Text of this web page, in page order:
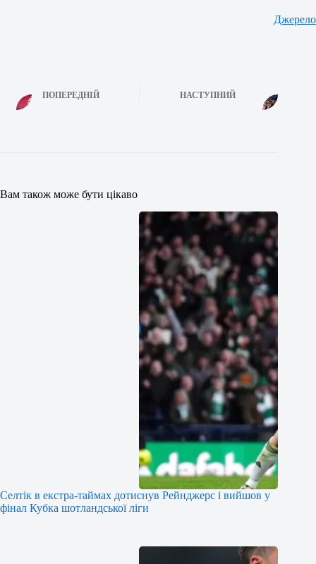
Джерело
ПОПЕРЕДНІЙ НАСТУПНИЙ
Вам також може бути цікаво
Селтік в екстра-таймах дотиснув Рейнджерс і вийшов у
фінал Кубка шотландської ліги